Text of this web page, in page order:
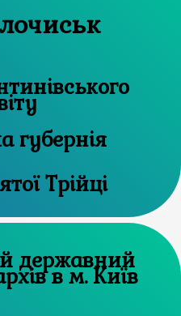
губернія
Трійці
державний
в м. Київ